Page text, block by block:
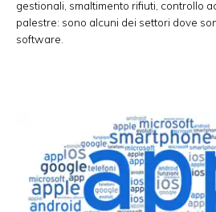
gestionali, smaltimento rifiuti, controllo
palestre: sono alcuni dei settori dove
software.